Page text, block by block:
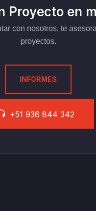
Proyecto en
con nosotros, te
proyectos.
INFORMES
+51 936 844 342